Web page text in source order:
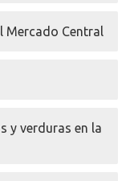
Mercado Central
y verduras en la